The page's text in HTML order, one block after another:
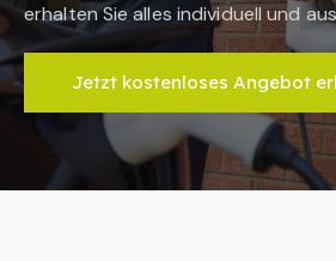
erhalten Sie alles individuell und
Jetzt kostenloses Angebot